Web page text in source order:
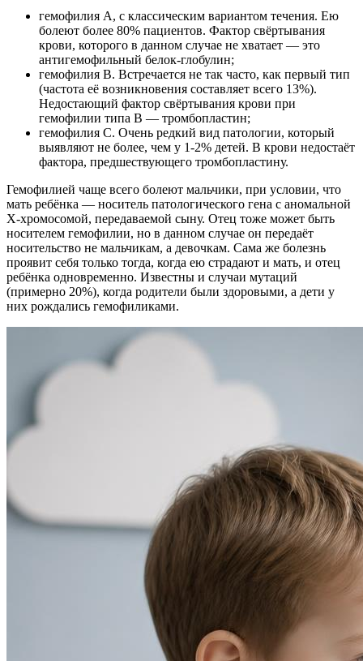
гемофилия А, с классическим вариантом течения. Ею
болеют более 80% пациентов. Фактор свёртывания
крови, которого в данном случае не хватает — это
антигемофильный белок-глобулин;
гемофилия В. Встречается не так часто, как первый тип
(частота её возникновения составляет всего 13%).
Недостающий фактор свёртывания крови при
гемофилии типа В — тромбопластин;
гемофилия С. Очень редкий вид патологии, который
выявляют не более, чем у 1-2% детей. В крови недостаёт
фактора, предшествующего тромбопластину.
Гемофилией чаще всего болеют мальчики, при условии, что
мать ребёнка — носитель патологического гена с аномальной
Х-хромосомой, передаваемой сыну. Отец тоже может быть
носителем гемофилии, но в данном случае он передаёт
носительство не мальчикам, а девочкам. Сама же болезнь
проявит себя только тогда, когда ею страдают и мать, и отец
ребёнка одновременно. Известны и случаи мутаций
(примерно 20%), когда родители были здоровыми, а дети у
них рождались гемофиликами.